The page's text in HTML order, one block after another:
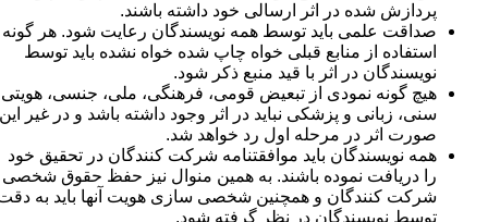
پردازش شده در اثر ارسالی خود داشته باشند.
صداقت علمی باید توسط همه نویسندگان رعایت شود. هر گونه
استفاده از منابع قبلی خواه چاپ شده خواه نشده باید توسط
نویسندگان در اثر با قید منبع ذکر شود.
هیچ گونه نمودی از تبعیض قومی، فرهنگی، ملی، جنسی، هویتی،
سنی، زبانی و پزشکی نباید در اثر وجود داشته باشد و در غیر این
صورت اثر در مرحله اول رد خواهد شد.
همه نویسندگان باید موافقتنامه شرکت کنندگان در تحقیق خود
را دریافت نموده باشند. به همین منوال نیز حفظ حقوق شخصی
شرکت کنندگان و همچنین شخصی سازی هویت آنها باید به دقت
توسط نویسندگان در نظر گرفته شود.